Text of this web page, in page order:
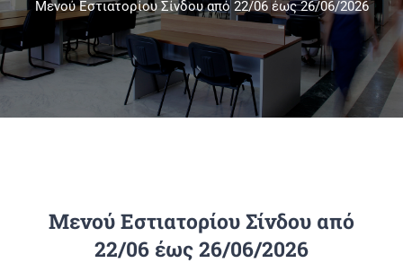
Πανεπιστημιακές Μονάδες
Μενού Εστιατορίου Σίνδου από 22/06 έως 26/06/2026
Μενού Εστιατορίου Σίνδου από
22/06 έως 26/06/2026